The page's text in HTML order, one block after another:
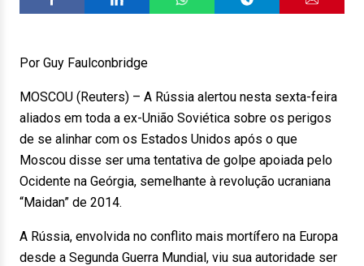
Por Guy Faulconbridge
MOSCOU (Reuters) – A Rússia alertou nesta sexta-feira
aliados em toda a ex-União Soviética sobre os perigos
de se alinhar com os Estados Unidos após o que
Moscou disse ser uma tentativa de golpe apoiada pelo
Ocidente na Geórgia, semelhante à revolução ucraniana
“Maidan” de 2014.
A Rússia, envolvida no conflito mais mortífero na Europa
desde a Segunda Guerra Mundial, viu sua autoridade ser